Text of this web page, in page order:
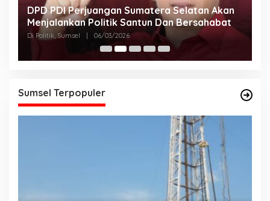
DPD PDI Perjuangan Sumatera Selatan Akan
Menjalankan Politik Santun Dan Bersahabat
Di Politik, Sumsel 06/03/2026
Sumsel Terpopuler